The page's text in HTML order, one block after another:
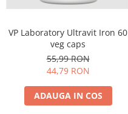
VP Laboratory Ultravit Iron 60
veg caps
55,99 RON
44,79 RON
ADAUGA IN COS